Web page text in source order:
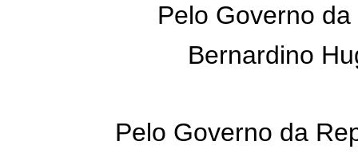
Pelo Governo
Bernardino
Pelo Governo da